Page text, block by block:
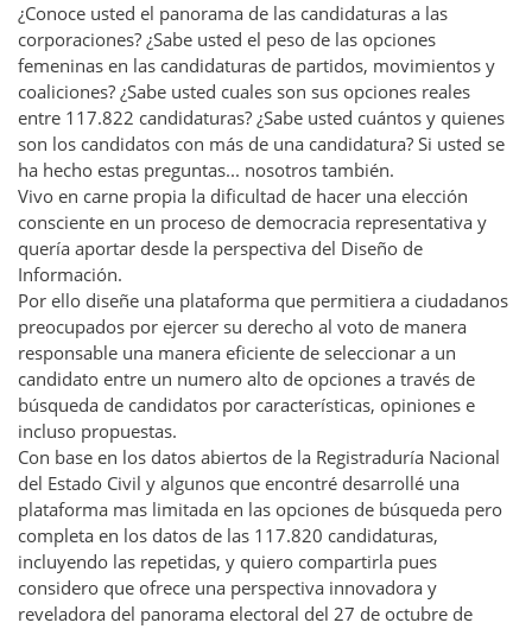
¿Conoce usted el panorama de las candidaturas a las
corporaciones? ¿Sabe usted el peso de las opciones
femeninas en las candidaturas de partidos, movimientos y
coaliciones? ¿Sabe usted cuales son sus opciones reales
entre 117.822 candidaturas? ¿Sabe usted cuántos y quienes
son los candidatos con más de una candidatura? Si usted se
ha hecho estas preguntas... nosotros también.
Vivo en carne propia la dificultad de hacer una elección
consciente en un proceso de democracia representativa y
quería aportar desde la perspectiva del Diseño de
Información.
Por ello diseñe una plataforma que permitiera a ciudadanos
preocupados por ejercer su derecho al voto de manera
responsable una manera eficiente de seleccionar a un
candidato entre un numero alto de opciones a través de
búsqueda de candidatos por características, opiniones e
incluso propuestas.
Con base en los datos abiertos de la Registraduría Nacional
del Estado Civil y algunos que encontré desarrollé una
plataforma mas limitada en las opciones de búsqueda pero
completa en los datos de las 117.820 candidaturas,
incluyendo las repetidas, y quiero compartirla pues
considero que ofrece una perspectiva innovadora y
reveladora del panorama electoral del 27 de octubre de